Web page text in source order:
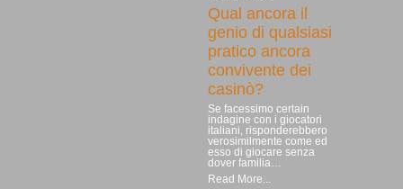
Qual ancora il
genio di qualsiasi
pratico ancora
convivente dei
casinò?
Se facessimo certain
indagine con i giocatori
italiani, risponderebbero
verosimilmente come ed
esso di giocare senza
dover familia…
Read More...